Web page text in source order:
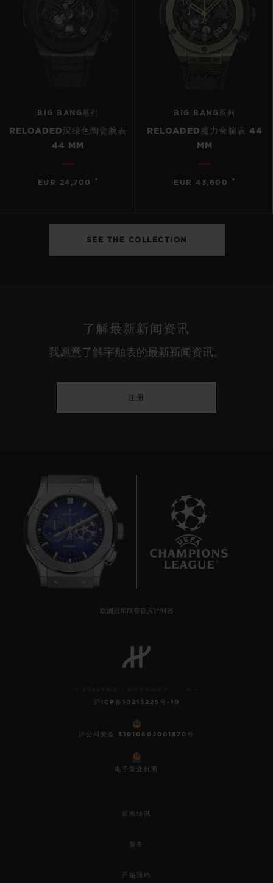
BIG BANG系列
RELOADED深绿色陶瓷腕表
44 MM
EUR 24,700 •
BIG BANG系列
RELOADED魔力金腕表 44
MM
EUR 43,600 •
SEE THE COLLECTION
了解最新新闻资讯
我愿意了解宇舶表的最新新闻资讯。
注册
欧洲冠军联赛官方计时器
沪ICP备10213225号-10
沪公网安备 31010602001870号
电子营业执照
新闻快讯
服务
开始预约